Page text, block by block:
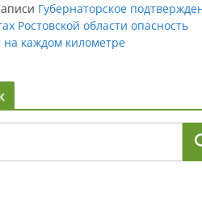
Губернаторское
Ростовской области опасность
на каждом километре